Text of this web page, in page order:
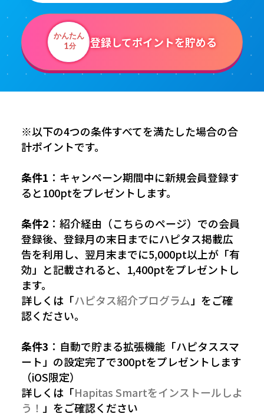
かんたん
1分 登録してポイントを貯める
※以下の4つの条件すべてを満たした場合の合
計ポイントです。
条件1 ：キャンペーン期間中に新規会員登録す
ると100ptをプレゼントします。
条件2 ：紹介経由（こちらのページ）での会員
登録後、登録月の末日までにハピタス掲載広
告を利用し、翌月末までに5,000pt以上が「有
効」と記載されると、1,400ptをプレゼントし
ます。
詳しくは「ハピタス紹介プログラム 」をご確
認ください。
条件3 ：自動で貯まる拡張機能「ハピタススマ
ート」の設定完了で300ptをプレゼントします
（iOS限定）
詳しくは「Hapitas Smartをインストールしよ
う！ 」をご確認ください